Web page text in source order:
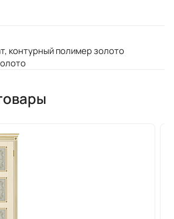
контурный полимер золото